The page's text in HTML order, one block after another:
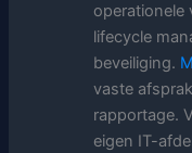
operationele
lifecycle
beveiliging.
vaste
rapportage.
eigen IT-